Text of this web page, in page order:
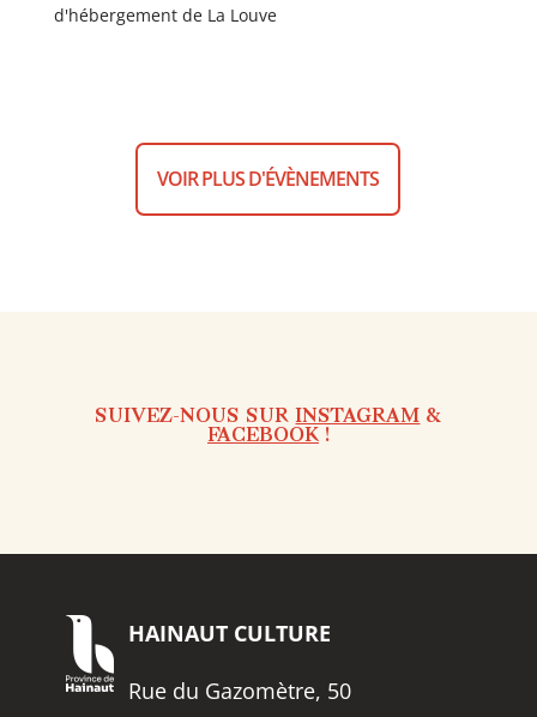
d'hébergement de La Louve
VOIR PLUS D'ÉVÈNEMENTS
SUIVEZ-NOUS SURINSTAGRAM &
FACEBOOK!
HAINAUT CULTURE
Rue du Gazomètre, 50